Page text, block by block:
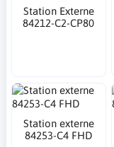
Station Externe
84212-C2-CP80
Station externe
84253-C4 FHD